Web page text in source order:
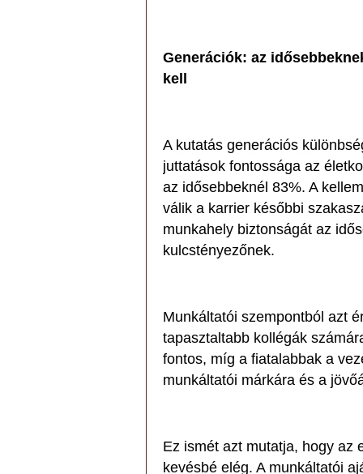
Generációk: az
kell
A kutatás generációs
juttatások fontossága az
az idősebbeknél 83%. A
válik a karrier későbbi
munkahely biztonságát az
kulcstényezőnek.
Munkáltatói szempontból azt
tapasztaltabb kollégák
fontos, míg a fiatalabbak a
munkáltatói márkára és a
Ez ismét azt mutatja, hogy az
kevésbé elég. A munkáltatói